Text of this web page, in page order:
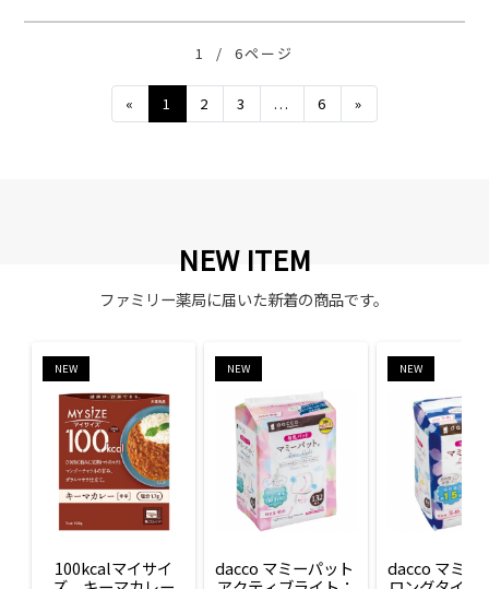
1 / 6ページ
« Previous
1 2 3 ... 6 »
NEW ITEM
ファミリー薬局に届いた新着の商品です。
NEW
100kcalマイサイ
NEW
dacco マミーパット
NEW
dacco マミー